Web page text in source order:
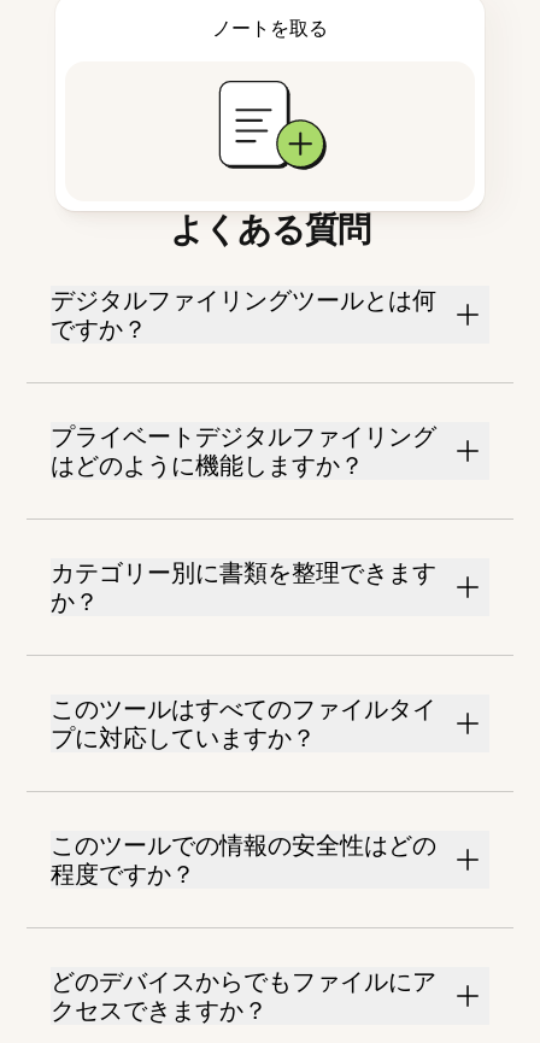
ノートを取る
よくある質問
デジタルファイリングツールとは何
ですか？
プライベートデジタルファイリング
はどのように機能しますか？
カテゴリー別に書類を整理できます
か？
このツールはすべてのファイルタイ
プに対応していますか？
このツールでの情報の安全性はどの
程度ですか？
どのデバイスからでもファイルにア
クセスできますか？